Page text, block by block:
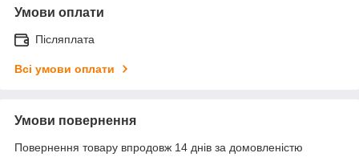
Умови оплати
Післяплата
Всі умови оплати
Умови повернення
Повернення товару впродовж 14 днів за домовленістю